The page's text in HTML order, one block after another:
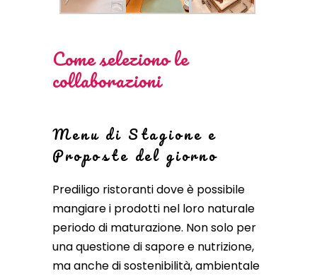
Come seleziono le
collaborazioni
Menu di Stagione e
Proposte del giorno
Prediligo ristoranti dove è possibile
mangiare i prodotti nel loro naturale
periodo di maturazione. Non solo per
una questione di sapore e nutrizione,
ma anche di sostenibilità, ambientale